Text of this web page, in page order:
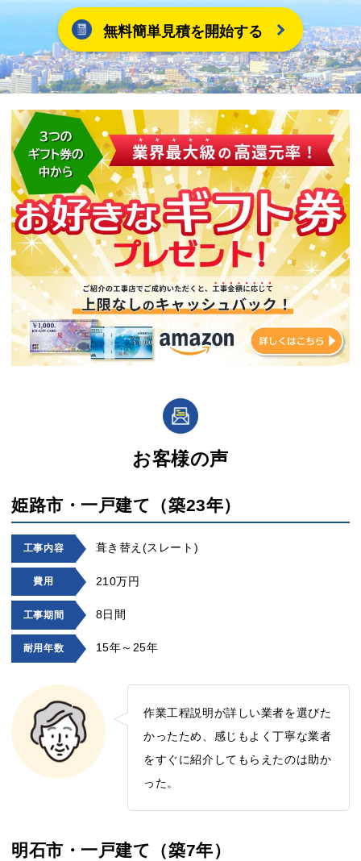
無料簡単見積を開始する
お客様の声
姫路市・一戸建て（築23年）
工事内容 葺き替え(スレート)
費用 210万円
工事期間 8日間
耐用年数 15年～25年
作業工程説明が詳しい業者を選びた
かったため、感じもよく丁寧な業者
をすぐに紹介してもらえたのは助か
った。
明石市・一戸建て（築7年）